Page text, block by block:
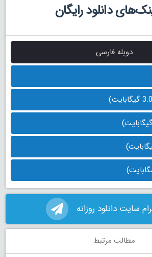
دانلود رایگان
دوبله فارسی
سایت دانلود روزانه
مطالب مرتبط